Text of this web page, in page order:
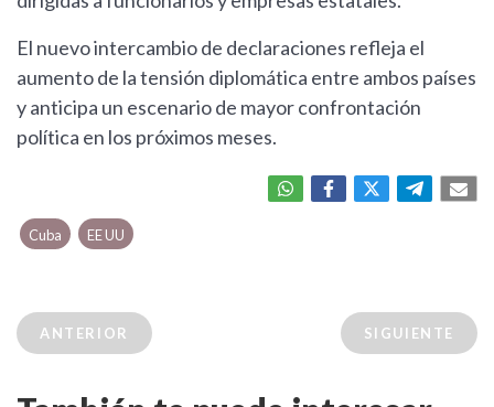
El nuevo intercambio de declaraciones refleja el
aumento de la tensión diplomática entre ambos países
y anticipa un escenario de mayor confrontación
política en los próximos meses.
Cuba EE UU
ANTERIOR SIGUIENTE